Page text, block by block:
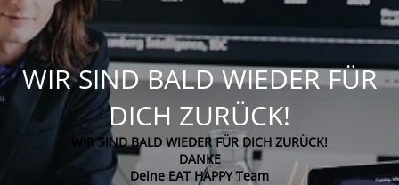
WIR SIND BALD WIEDER FÜR
DICH ZURÜCK!
WIR SIND BALD WIEDER FÜR DICH ZURÜCK!
DANKE
Deine EAT HAPPY Team